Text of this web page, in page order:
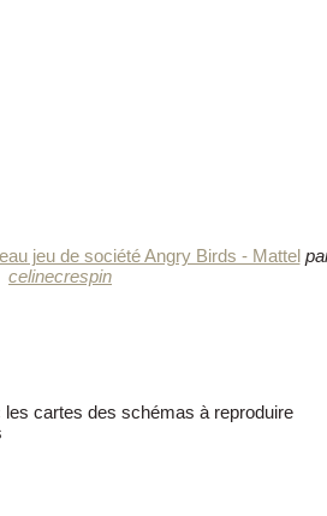
jeu de société Angry Birds - Mattel
celinecrespin
cartes des schémas à reproduire